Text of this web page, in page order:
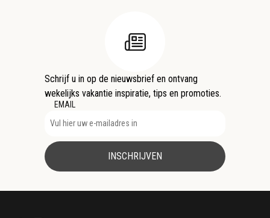
Schrijf u in op de nieuwsbrief en ontvang
wekelijks vakantie inspiratie, tips en promoties.
EMAIL
INSCHRIJVEN